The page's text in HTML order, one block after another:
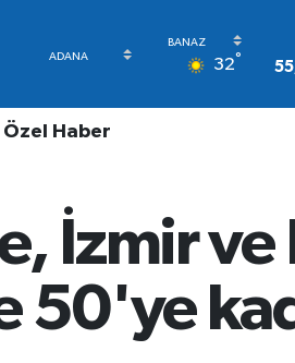
32°
Özel Haber
İzmir
50'ye